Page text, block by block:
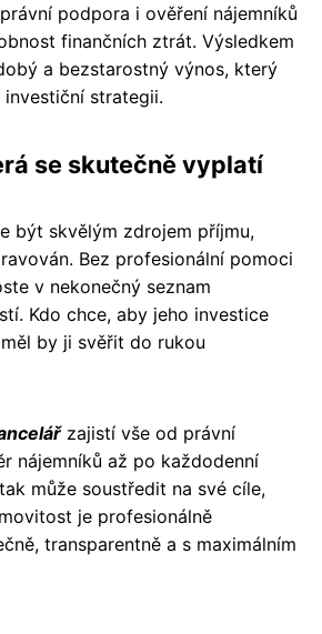
podpora i ověření nájemníků
finančních ztrát. Výsledkem
a bezstarostný výnos, který
strategii.
se skutečně vyplatí
být skvělým zdrojem příjmu,
Bez profesionální pomoci
v nekonečný seznam
Kdo chce, aby jeho investice
by ji svěřit do rukou
zajistí vše od právní
nájemníků až po každodenní
může soustředit na své cíle,
je profesionálně
transparentně a s maximálním